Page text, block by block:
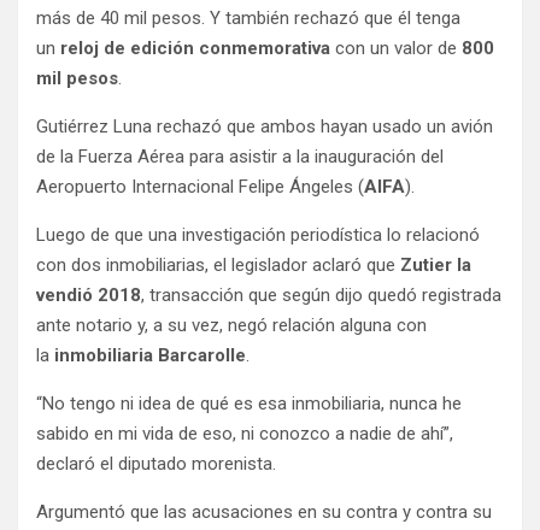
más de 40 mil pesos. Y también rechazó que él tenga
un reloj de edición conmemorativa con un valor de 800
mil pesos.
Gutiérrez Luna rechazó que ambos hayan usado un avión
de la Fuerza Aérea para asistir a la inauguración del
Aeropuerto Internacional Felipe Ángeles (AIFA).
Luego de que una investigación periodística lo relacionó
con dos inmobiliarias, el legislador aclaró que Zutier la
vendió 2018, transacción que según dijo quedó registrada
ante notario y, a su vez, negó relación alguna con
la inmobiliaria Barcarolle.
“No tengo ni idea de qué es esa inmobiliaria, nunca he
sabido en mi vida de eso, ni conozco a nadie de ahí”,
declaró el diputado morenista.
Argumentó que las acusaciones en su contra y contra su